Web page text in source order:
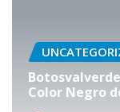
Color Negro